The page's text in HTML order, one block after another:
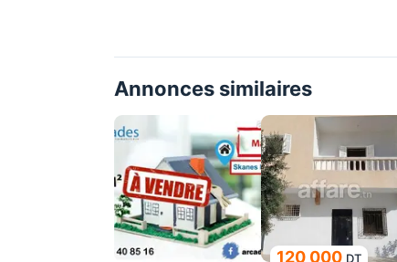
Annonces similaires
120 000 DT